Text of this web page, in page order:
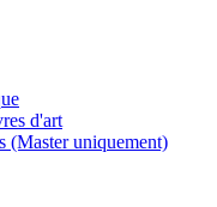
d'art
(Master uniquement)